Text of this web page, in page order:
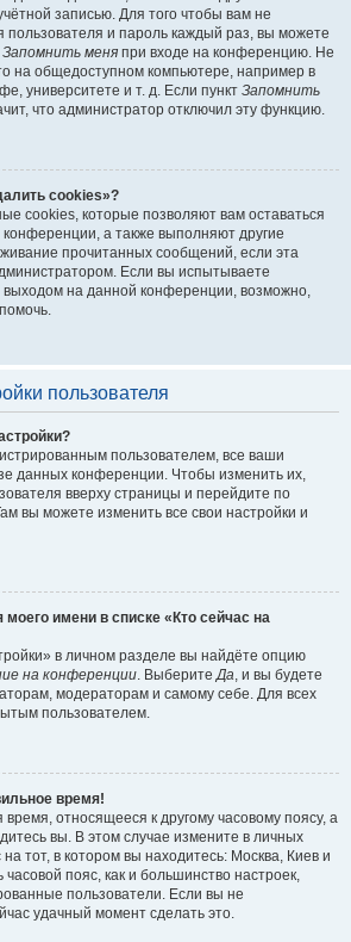
записью. Для того чтобы вам не
пользователя и пароль каждый раз, вы можете
Запомнить меня при входе на конференцию. Не
на общедоступном компьютере, например в
университете и т. д. Если пункт Запомнить
что администратор отключил эту функцию.
cookies»?
cookies, которые позволяют вам оставаться
а также выполняют другие
прочитанных сообщений, если эта
Если вы испытываете
выходом на данной конференции, возможно,
пользователя
пользователем, все ваши
данных конференции. Чтобы изменить их,
вверху страницы и перейдите по
вы можете изменить все свои настройки и
моего имени в списке «Кто сейчас на
в личном разделе вы найдёте опцию
на конференции. ВыберитеДа, и вы будете
модераторам и самому себе. Для всех
пользователем.
время!
относящееся к другому часовому поясу, а
вы. В этом случае измените в личных
тот, в котором вы находитесь: Москва, Киев и
часовой пояс, как и большинство настроек,
пользователи. Если вы не
удачный момент сделать это.